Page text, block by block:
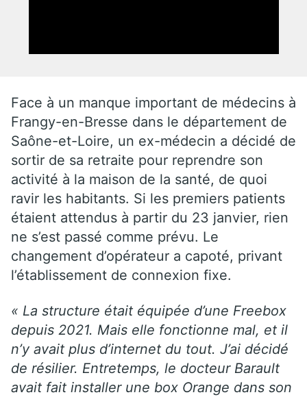
Face à un manque important de médecins à
Frangy-en-Bresse dans le département de
Saône-et-Loire, un ex-médecin a décidé de
sortir de sa retraite pour reprendre son
activité à la maison de la santé, de quoi
ravir les habitants. Si les premiers patients
étaient attendus à partir du 23 janvier, rien
ne s’est passé comme prévu. Le
changement d’opérateur a capoté, privant
l’établissement de connexion fixe.
« La structure était équipée d’une Freebox
depuis 2021. Mais elle fonctionne mal, et il
n’y avait plus d’internet du tout. J’ai décidé
de résilier. Entretemps, le docteur Barault
avait fait installer une box Orange dans son